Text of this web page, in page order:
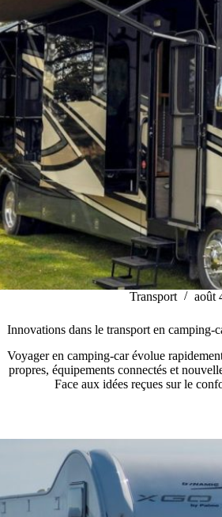
Transport août
Innovations dans le transport en camping-
Voyager en camping-car évolue
propres, équipements connectés et
Face aux idées reçues sur le